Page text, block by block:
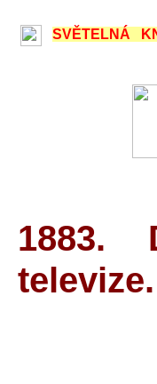
SVĚTELNÁ
1883.